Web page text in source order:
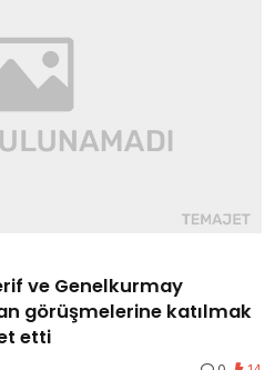
ve Genelkurmay
görüşmelerine katılmak
etti